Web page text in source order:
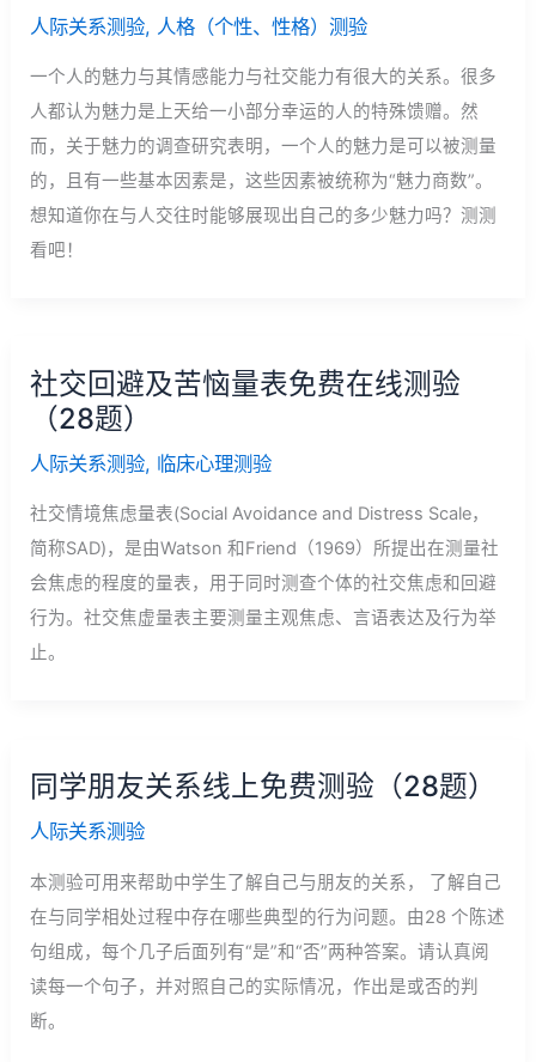
人际关系测验, 人格（个性、性格）测验
一个人的魅力与其情感能力与社交能力有很大的关系。很多
人都认为魅力是上天给一小部分幸运的人的特殊馈赠。然
而，关于魅力的调查研究表明，一个人的魅力是可以被测量
的，且有一些基本因素是，这些因素被统称为“魅力商数”。
想知道你在与人交往时能够展现出自己的多少魅力吗？测测
看吧！
社交回避及苦恼量表免费在线测验
（28题）
人际关系测验, 临床心理测验
社交情境焦虑量表(Social Avoidance and Distress Scale，
简称SAD)，是由Watson 和Friend（1969）所提出在测量社
会焦虑的程度的量表，用于同时测查个体的社交焦虑和回避
行为。社交焦虚量表主要测量主观焦虑、言语表达及行为举
止。
同学朋友关系线上免费测验（28题）
人际关系测验
本测验可用来帮助中学生了解自己与朋友的关系， 了解自己
在与同学相处过程中存在哪些典型的行为问题。由28 个陈述
句组成，每个几子后面列有“是”和“否”两种答案。请认真阅
读每一个句子，并对照自己的实际情况，作出是或否的判
断。